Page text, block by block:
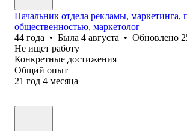
Начальник отдела рекламы, маркетинга,
общественностью, маркетолог
44 года • Была 4 августа • Обновлено
Не ищет работу
Конкретные достижения
Общий опыт
21 год 4 месяца